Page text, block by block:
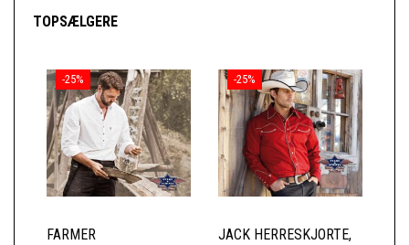
TOPSÆLGERE
-25%
FARMER
-25%
JACK HERRESKJORTE,